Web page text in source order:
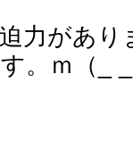
力があ
。ｍ（_